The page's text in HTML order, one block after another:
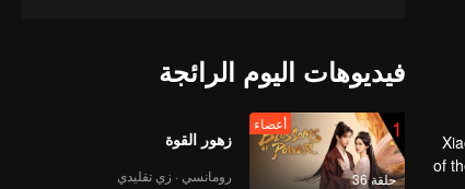
of
فيديوهات اليوم الرائجة
1
حلقة 36
أعضاء
زهور القوة
رومانسي · زي تقليدي